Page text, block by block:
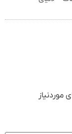
دیجیتال